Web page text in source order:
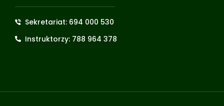
Sekretariat: 694 000 530
Instruktorzy: 788 964 378